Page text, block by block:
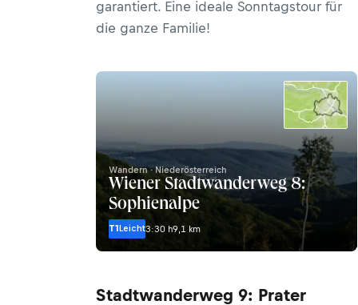
garantiert. Eine ideale Sonntagstour für
die ganze Familie!
Wandern · Niederösterreich
Wiener Stadtwanderweg 8:
Sophienalpe
T1Leicht3:30 h9,1 km
Stadtwanderweg 9: Prater